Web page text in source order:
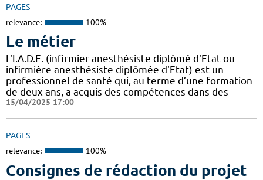
PAGES
relevance: 100%
Le métier
L'I.A.D.E. (infirmier anesthésiste diplômé d'Etat ou
infirmière anesthésiste diplômée d'Etat) est un
professionnel de santé qui, au terme d’une formation
de deux ans, a acquis des compétences dans des
15/04/2025 17:00
PAGES
relevance: 100%
Consignes de rédaction du projet